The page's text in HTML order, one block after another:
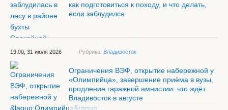
как подготовиться к походу, и что делать,
если заблудился
19:00, 31 июля 2026 Рубрика: Владивосток
Ограничения ВЭФ, открытие набережной у
«Олимпийца», завершение приёма в вузы,
продление гаражной амнистии: что ждёт
Владивосток в августе